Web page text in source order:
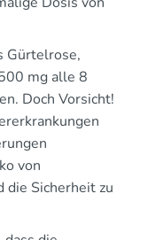
Gürtelrose,
mg alle 8
Doch Vorsicht!
von
die Sicherheit zu